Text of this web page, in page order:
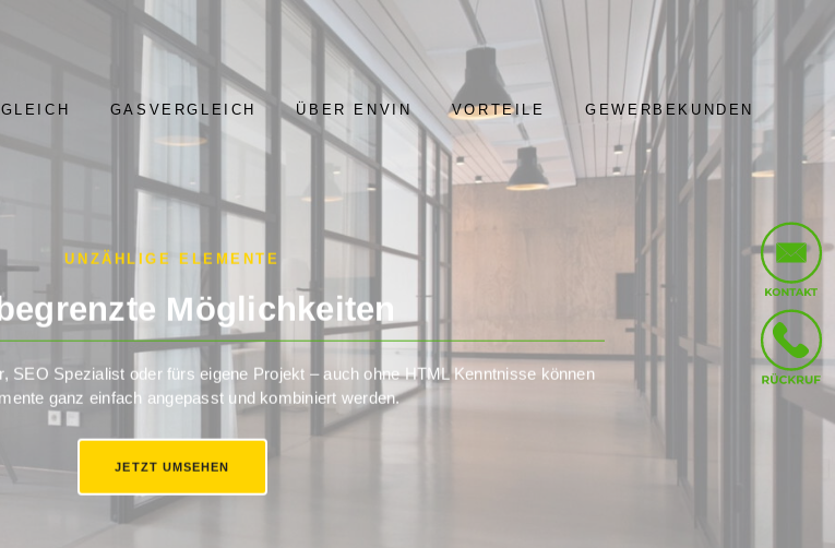
GASVERGLEICH ÜBER ENVIN VORTEILE GEWERBEKUNDEN
UNZÄHLIGE ELEMENTE
Möglichkeiten
SEO Spezialist oder fürs eigene Projekt – auch ohne HTML Kenntnisse können
ganz einfach angepasst und kombiniert werden.
JETZT UMSEHEN